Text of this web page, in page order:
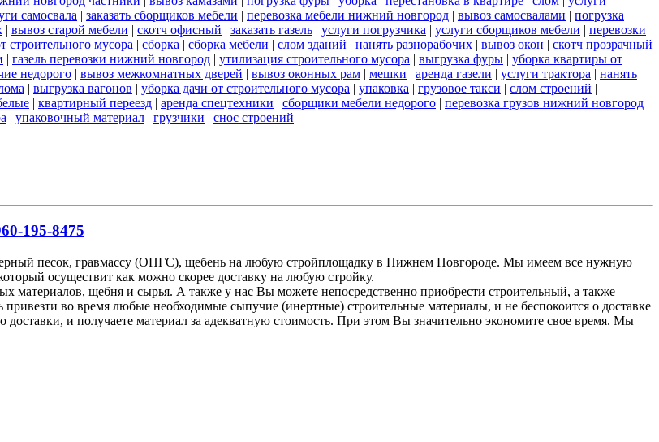
самосвала | заказать сборщиков мебели | перевозка мебели нижний новгород | вывоз самосвалами | погрузка
| вывоз старой мебели | скотч офисный | заказать газель | услуги погрузчика | услуги сборщиков мебели | перевозки
строительного мусора | сборка | сборка мебели | слом зданий | нанять разнорабочих | вывоз окон | скотч прозрачный
| газель перевозки нижний новгород | утилизация строительного мусора | выгрузка фуры | уборка квартиры от
недорого | вывоз межкомнатных дверей | вывоз оконных рам | мешки | аренда газели | услуги трактора | нанять
| выгрузка вагонов | уборка дачи от строительного мусора | упаковка | грузовое такси | слом строений |
| квартирный переезд | аренда спецтехники | сборщики мебели недорого | перевозка грузов нижний новгород
| упаковочный материал | грузчики | снос строений
195-8475
песок, гравмассу (ОПГС), щебень на любую стройплощадку в Нижнем Новгороде. Мы имеем все нужную
осуществит как можно скорее доставку на любую стройку.
материалов, щебня и сырья. А также у нас Вы можете непосредственно приобрести строительный, а также
во время любые необходимые сыпучие (инертные) строительные материалы, и не беспокоится о доставке
и получаете материал за адекватную стоимость. При этом Вы значительно экономите свое время. Мы